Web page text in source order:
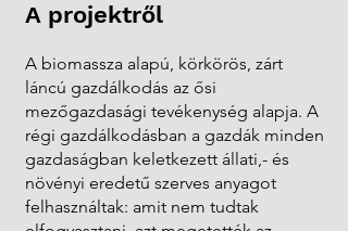
A projektről
A biomassza alapú, körkörös, zárt
láncú gazdálkodás az ősi
mezőgazdasági tevékenység alapja. A
régi gazdálkodásban a gazdák minden
gazdaságban keletkezett állati,- és
növényi eredetű szerves anyagot
felhasználtak: amit nem tudtak